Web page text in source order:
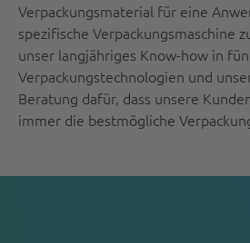
Verpackungsmaterial für eine
spezifische Verpackungsmaschine
unser langjähriges Know-how in
Verpackungstechnologien und
Beratung dafür, dass unsere
immer die bestmögliche